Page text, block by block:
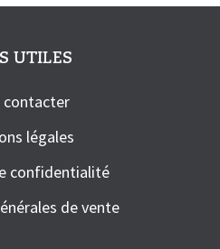
UTILES
contacter
légales
confidentialité
de vente